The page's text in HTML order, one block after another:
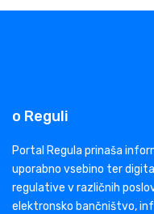
o Reguli
Portal Regula prinaša
uporabno vsebino ter
regulative v različnih
elektronsko bančništvo,